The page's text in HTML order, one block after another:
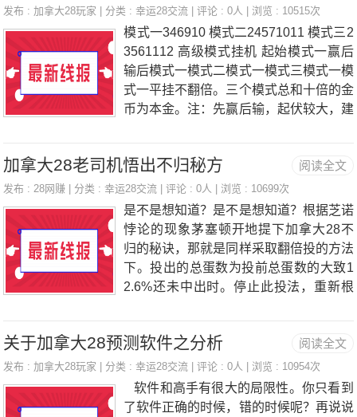
号，异常有集
人，也是不可能完成的；这也是博弈游戏
玩下去的根底，也是个规律，规律是不会
被突破的；看到好多人兜售办法，怎样说
呢，赚的办法有，但不断赚的就没有，所
以想要赚，一定要置信没有稳赚的办法，
每种办法都有一定的适用期，看你怎样
每天获利还是能够做到的）所以想要稳赚
做股票的投的都是真的，不是个简单的游
戏，假如受不了赔
发布 :加拿大28玩家 | 分类 :幸运28交流 | 评论 : 0人 | 浏览 : 10515次
模式一346910 模式二24571011 模式三2
3561112 高级模式挂机 起始模式一赢后
输后模式一模式二模式一模式三模式一模
式一平挂不翻倍。三个模式总和十倍的金
币为本金。注：先赢后输，起伏较大，建
阅读全文
加拿大28老司机悟出不归秘方
发布 :28网赚 | 分类 :幸运28交流 | 评论 : 0人 | 浏览 : 10699次
是不是想知道？是不是想知道？根据芝诺
悖论的现象茅塞顿开地提下加拿大28不
归的秘诀，那就是同样采取翻倍投的方法
下。投出的总蛋数为投前总蛋数的大致1
2.6%还未中出时。停止此投法，重新根
投法，设总蛋数为101万，第一把则为80
00.五把不中，累计亏12.8万。这时调整
投注数额，重新设定。剩88.2万，得出重
新后的第一把约为7000，以此重新开始
阅读全文
关于加拿大28预测软件之分析
发布 :加拿大28玩家 | 分类 :幸运28交流 | 评论 : 0人 | 浏览 : 10954次
软件和高手有很大的局限性。你只看到
了软件正确的时候，错的时候呢？再说说